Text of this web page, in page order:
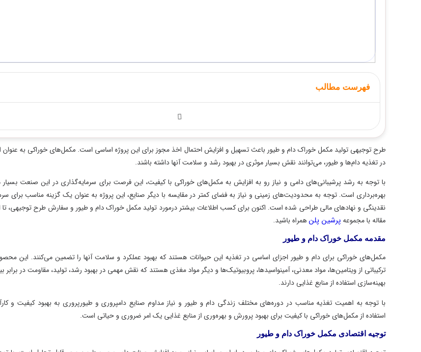
فهرست مطالب
طرح توجیهی تولید مکمل خوراک دام و طیور باعث تسهیل و افزایش احتمال اخذ مجوز برای این پروژه اساسی است. مکمل‌های خوراکی به عنوان
در تغذیه دام‌ها و طیور، می‌توانند نقش بسیار موثری در بهبود رشد و سلامت آنها داشته باشند.
با توجه به رشد پرشیبانی‌های دامی و نیاز رو به افزایش به مکمل‌های خوراکی با کیفیت، این فرصت برای سرمایه‌گذاری در این صنعت بسیار
بهره‌برداری است. توجه به محدودیت‌های زمینی و نیاز به فضای کمتر در مقایسه با دیگر صنایع، این پروژه به عنوان یک گزینه مناسب برای
نقدینگی و نهادهای مالی طراحی شده است. اکنون برای کسب اطلاعات بیشتر درمورد تولید مکمل خوراک دام و طیور و سفارش طرح توجیهی، تا
مقاله با مجموعهپرشین پلنهمراه باشید.
مقدمه مکمل خوراک دام و طیور
مکمل‌های خوراکی برای دام و طیور اجزای اساسی در تغذیه این حیوانات هستند که بهبود عملکرد و سلامت آنها را تضمین می‌کنند. این محصولات
ترکیباتی از ویتامین‌ها، مواد معدنی، آمینواسیدها، پروبیوتیک‌ها و دیگر مواد مغذی هستند که نقش مهمی در بهبود رشد، تولید، مقاومت در برابر
بهینه‌سازی استفاده از منابع غذایی دارند.
با توجه به اهمیت تغذیه مناسب در دوره‌های مختلف زندگی دام و طیور و نیاز مداوم صنایع دامپروری و طیورپروری به بهبود کیفیت و کارآیی
استفاده از مکمل‌های خوراکی با کیفیت برای بهبود پرورش و بهره‌وری از منابع غذایی یک امر ضروری و حیاتی است.
توجیه اقتصادی مکمل خوراک دام و طیور